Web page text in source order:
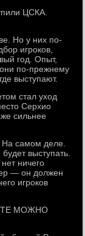
ЦСКА.
Но у них по-
игроков,
год. Опыт,
по-прежнему
выступают.
стал уход
Серхио
сильнее
самом деле.
выступать.
ничего
— он должен
игроков
МОЖНО